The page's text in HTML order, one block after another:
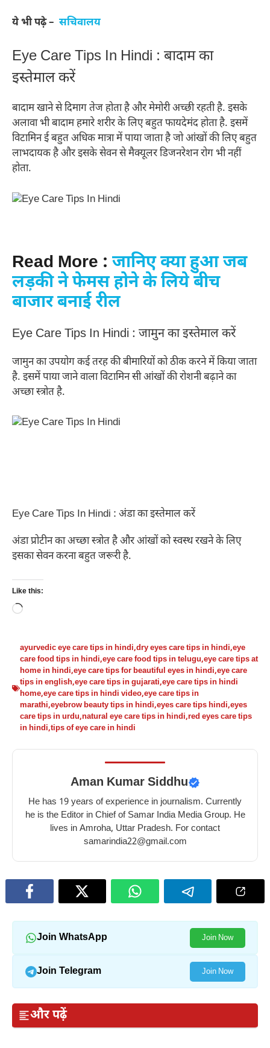
ये भी पढ़े – सचिवालय
Eye Care Tips In Hindi : बादाम का
इस्तेमाल करें
बादाम खाने से दिमाग तेज होता है और मेमोरी अच्छी रहती है. इसके
अलावा भी बादाम हमारे शरीर के लिए बहुत फायदेमंद होता है. इसमें
विटामिन ई बहुत अधिक मात्रा में पाया जाता है जो आंखों की लिए बहुत
लाभदायक है और इसके सेवन से मैक्यूलर डिजनरेशन रोग भी नहीं
होता.
Read More : जानिए क्या हुआ जब
लड़की ने फेमस होने के लिये बीच
बाजार बनाई रील
Eye Care Tips In Hindi : जामुन का इस्तेमाल करें
जामुन का उपयोग कई तरह की बीमारियों को ठीक करने में किया जाता
है. इसमें पाया जाने वाला विटामिन सी आंखों की रोशनी बढ़ाने का
अच्छा स्त्रोत है.
Eye Care Tips In Hindi : अंडा का इस्तेमाल करें
अंडा प्रोटीन का अच्छा स्त्रोत है और आंखों को स्वस्थ रखने के लिए
इसका सेवन करना बहुत जरूरी है.
Like this:
Loading…
ayurvedic eye care tips in hindi,dry eyes care tips in hindi,eye
care food tips in hindi,eye care food tips in telugu,eye care tips at
home in hindi,eye care tips for beautiful eyes in hindi,eye care
tips in english,eye care tips in gujarati,eye care tips in hindi
home,eye care tips in hindi video,eye care tips in
marathi,eyebrow beauty tips in hindi,eyes care tips hindi,eyes
care tips in urdu,natural eye care tips in hindi,red eyes care tips
in hindi,tips of eye care in hindi
Aman Kumar Siddhu
He has 19 years of experience in journalism. Currently
he is the Editor in Chief of Samar India Media Group. He
lives in Amroha, Uttar Pradesh. For contact
samarindia22@gmail.com
Join WhatsApp Join Now
Join Telegram Join Now
और पढ़ें